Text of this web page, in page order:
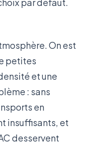
par défaut.
On est
petites
et une
: sans
en
insuffisants, et
desservent